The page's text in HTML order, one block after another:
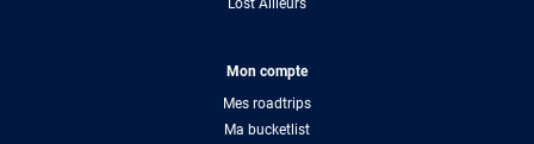
Lost Ailleurs
Mon compte
Mes roadtrips
Ma bucketlist